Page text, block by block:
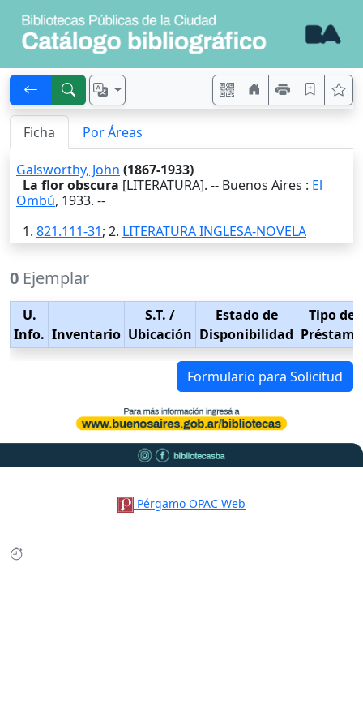
Ficha Por Áreas
Galsworthy, John (1867-1933)
La flor obscura [LITERATURA]. -- Buenos Aires : El
Ombú, 1933. --
1. 821.111-31; 2. LITERATURA INGLESA-NOVELA
0 Ejemplar
U.
Info. Inventario
S.T. /
Ubicación
Estado de
Disponibilidad
Tipo de
Préstamo
Formulario para Solicitud
Pérgamo OPAC Web